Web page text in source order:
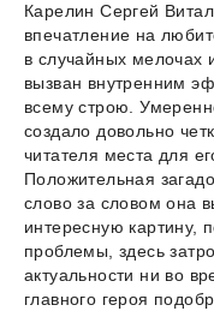
Карелин Сергей
впечатление на
в случайных мелочах
вызван внутренним
всему строю.
создало довольно
читателя места для
Положительная
слово за словом она
интересную картину,
проблемы, здесь
актуальности ни во
главного героя